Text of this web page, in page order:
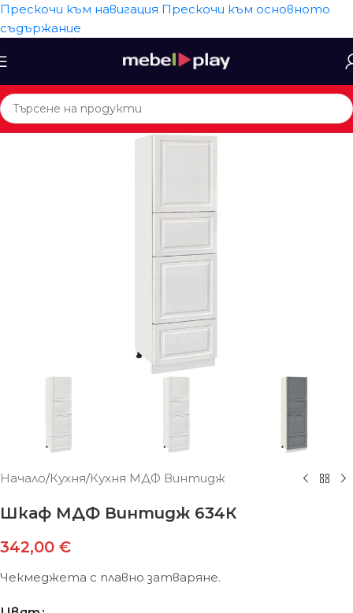
Прескочи към навигация Прескочи към основното
съдържание
Начало/Кухня/Кухня МДФ Винтидж
Шкаф МДФ Винтидж 634К
342,00 €
Чекмеджета с плавно затваряне.